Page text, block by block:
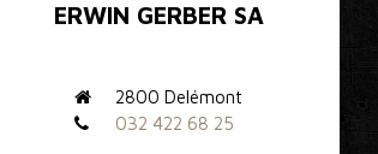
ERWIN GERBER SA
2800 Delémont
032 422 68 25